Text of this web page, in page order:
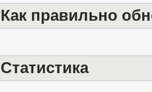
Как правильно
Статистика